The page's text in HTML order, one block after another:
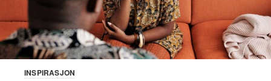
INSPIRASJON